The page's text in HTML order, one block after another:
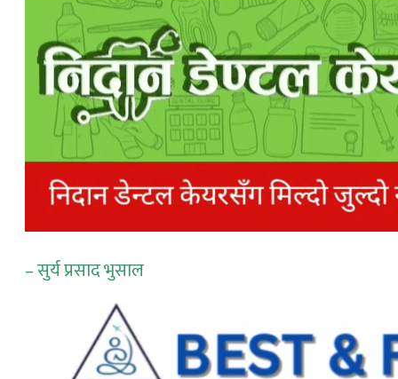
– सुर्य प्रसाद भुसाल